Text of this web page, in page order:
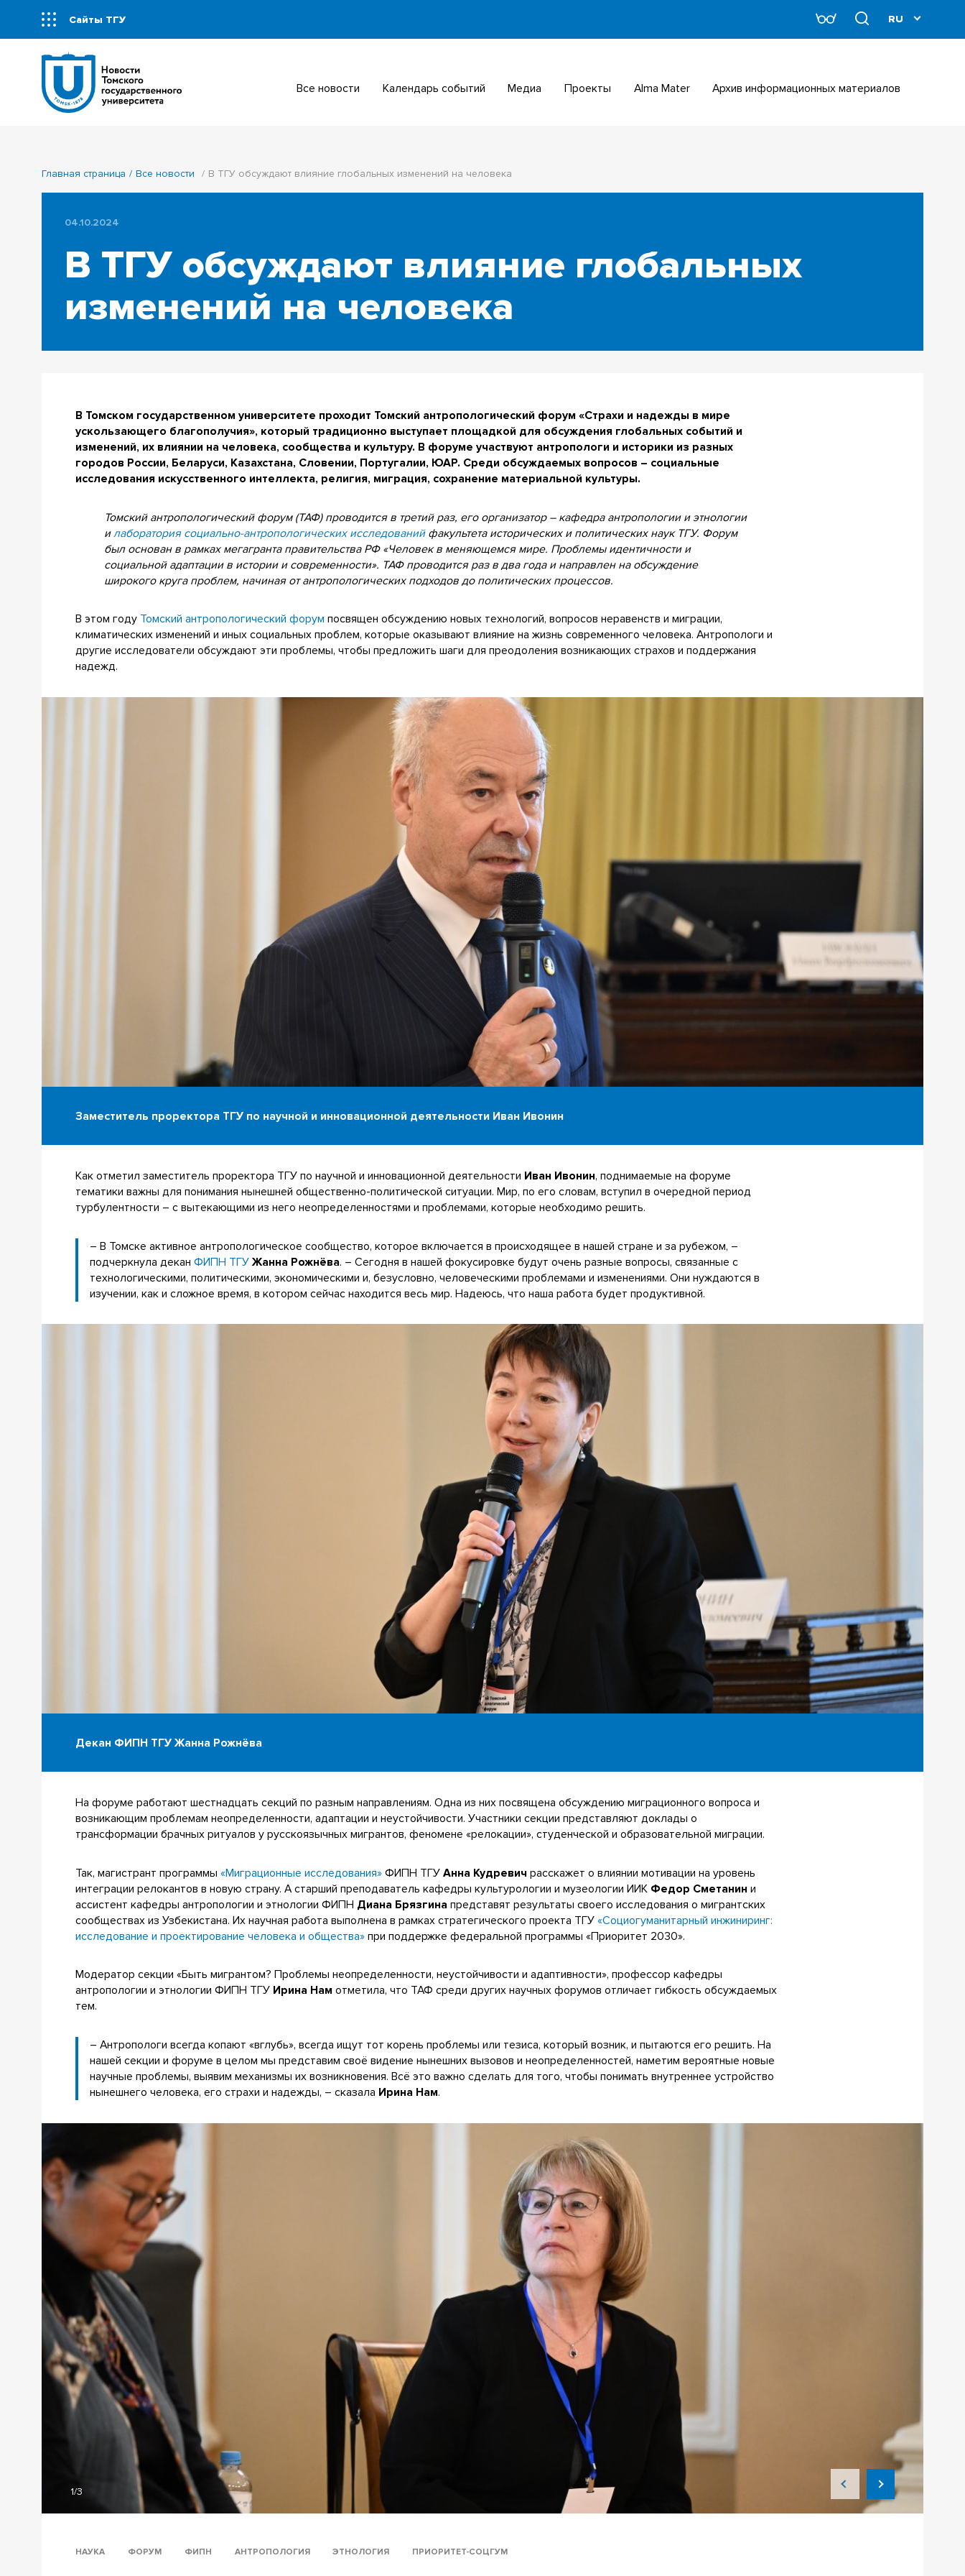
Сайты ТГУ
Все новости Календарь событий Медиа Проекты Alma Mater Архив информационных материалов
Главная страница Все новости В ТГУ обсуждают влияние глобальных изменений на человека
04.10.2024
В ТГУ обсуждают влияние глобальных
изменений на человека
В Томском государственном университете проходит Томский антропологический форум «Страхи и надежды в мире
ускользающего благополучия», который традиционно выступает площадкой для обсуждения глобальных событий и
изменений, их влиянии на человека, сообщества и культуру. В форуме участвуют антропологи и историки из разных
городов России, Беларуси, Казахстана, Словении, Португалии, ЮАР. Среди обсуждаемых вопросов – социальные
исследования искусственного интеллекта, религия, миграция, сохранение материальной культуры.
Томский антропологический форум (ТАФ) проводится в третий раз, его организатор – кафедра антропологии и этнологии
илаборатория социально-антропологических исследований факультета исторических и политических наукТГУ. Форум
был основан в рамках мегагранта правительства РФ «Человек в меняющемся мире. Проблемы идентичности и
социальной адаптации в истории и современности». ТАФ проводится раз в два года и направлен на обсуждение
широкого круга проблем, начиная от антропологических подходов до политических процессов.
В этом году Томский антропологический форум посвящен обсуждению новых технологий, вопросов неравенств и миграции,
климатических изменений и иных социальных проблем, которые оказывают влияние на жизнь современного человека. Антропологи и
другие исследователи обсуждают эти проблемы, чтобы предложить шаги для преодоления возникающих страхов и поддержания
надежд.
Заместитель проректора ТГУ по научной и инновационной деятельности Иван Ивонин
Как отметил заместитель проректора ТГУ по научной и инновационной деятельности Иван Ивонин, поднимаемые на форуме
тематики важны для понимания нынешней общественно-политической ситуации. Мир, по его словам, вступил в очередной период
турбулентности – с вытекающими из него неопределенностями и проблемами, которые необходимо решить.
– В Томске активное антропологическое сообщество, которое включается в происходящее в нашей стране и за рубежом, –
подчеркнула деканФИПН ТГУ Жанна Рожнёва. – Сегодня в нашей фокусировке будут очень разные вопросы, связанные с
технологическими, политическими, экономическими и, безусловно, человеческими проблемами и изменениями. Они нуждаются в
изучении, как и сложное время, в котором сейчас находится весь мир. Надеюсь, что наша работа будет продуктивной.
Декан ФИПН ТГУ Жанна Рожнёва
На форуме работают шестнадцать секций по разным направлениям. Одна из них посвящена обсуждению миграционного вопроса и
возникающим проблемам неопределенности, адаптации и неустойчивости. Участники секции представляют доклады о
трансформации брачных ритуалов у русскоязычных мигрантов, феномене «релокации», студенческой и образовательной миграции.
Так, магистрант программы«Миграционные исследования» ФИПН ТГУАнна Кудревич расскажет о влиянии мотивации на уровень
интеграции релокантов в новую страну. А старший преподаватель кафедры культурологии и музеологии ИИК Федор Сметанин и
ассистент кафедры антропологии и этнологии ФИПН Диана Брязгина представят результаты своего исследования о мигрантских
сообществах из Узбекистана. Их научная работа выполнена в рамках стратегического проекта ТГУ«Социогуманитарный инжиниринг:
исследование и проектирование человека и общества» при поддержке федеральной программы «Приоритет 2030».
Модератор секции «Быть мигрантом? Проблемы неопределенности, неустойчивости и адаптивности», профессор кафедры
антропологии и этнологии ФИПН ТГУ Ирина Нам отметила, что ТАФ среди других научных форумов отличает гибкость обсуждаемых
тем.
– Антропологи всегда копают «вглубь», всегда ищут тот корень проблемы или тезиса, который возник, и пытаются его решить. На
нашей секции и форуме в целом мы представим своё видение нынешних вызовов и неопределенностей, наметим вероятные новые
научные проблемы, выявим механизмы их возникновения. Всё это важно сделать для того, чтобы понимать внутреннее устройство
нынешнего человека, его страхи и надежды, – сказала Ирина Нам.
1/3
НАУКА ФОРУМ ФИПН АНТРОПОЛОГИЯ ЭТНОЛОГИЯ ПРИОРИТЕТ-СОЦГУМ